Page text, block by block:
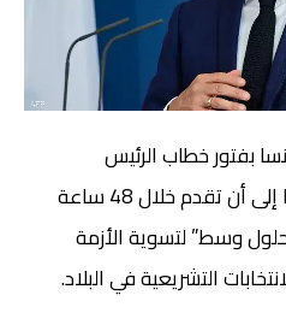
بفتور خطاب الرئيس
الذي دعاها إلى أن تقدم خلال 48 ساعة
وسط” لتسوية الأزمة
التشريعية في البلاد.